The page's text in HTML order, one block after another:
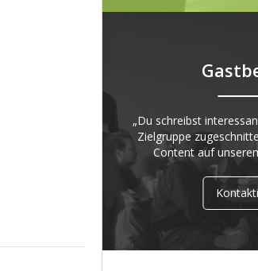
„Du schreibst
Zielgruppe
Content auf